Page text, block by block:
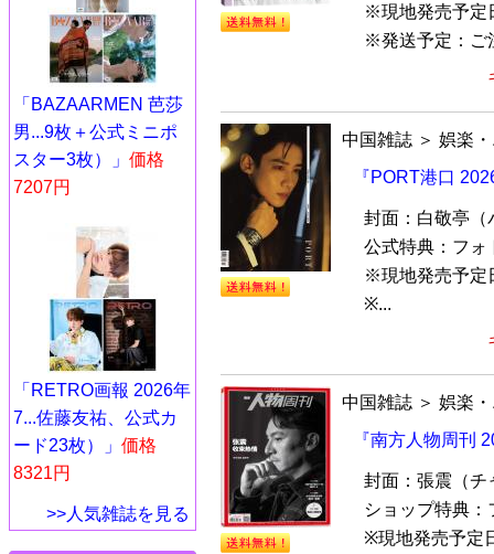
「BAZAARMEN 芭莎
男...9枚＋公式ミニポ
スター3枚）」 価格
7207円
「RETRO画報 2026年
7...佐藤友祐、公式カ
ード23枚）」 価格
8321円
>>人気雑誌を見る
※現地発売予定
※発送予定：ご
中国雑誌 ＞ 娯楽
『PORT港口
封面：白敬亭（
公式特典：フォ
※現地発売予定
※...
中国雑誌 ＞ 娯楽
『南方人物周刊
封面：張震（チ
ショップ特典：
※現地発売予定